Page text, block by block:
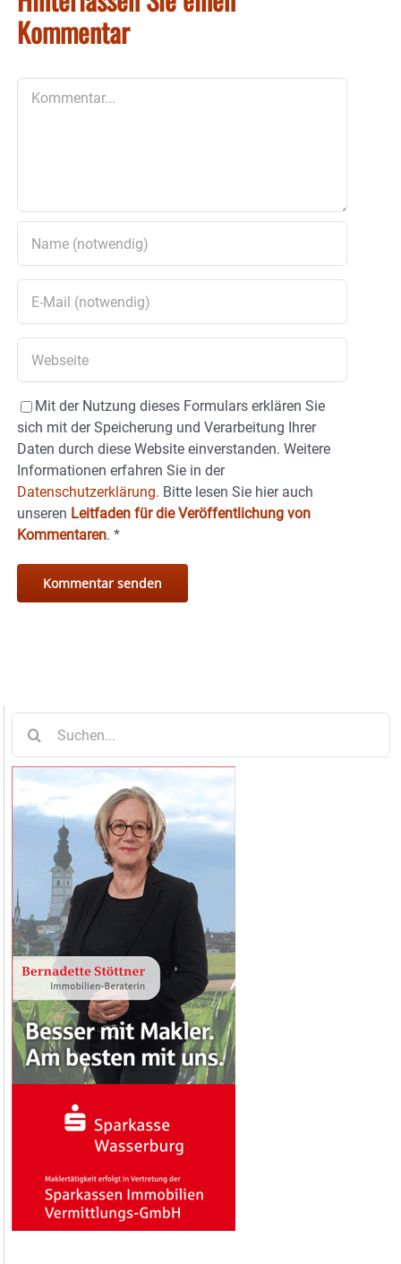
Kommentar
Mit der Nutzung dieses Formulars erklären Sie
sich mit der Speicherung und Verarbeitung Ihrer
Daten durch diese Website einverstanden. Weitere
Informationen erfahren Sie in der
Datenschutzerklärung. Bitte lesen Sie hier auch
unseren Leitfaden für die Veröffentlichung von
Kommentaren. *
nach: